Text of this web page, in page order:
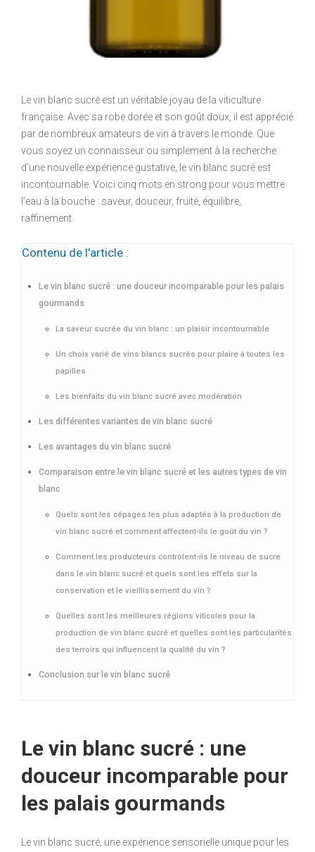
Le vin blanc sucré est un véritable joyau de la viticulture
française. Avec sa robe dorée et son goût doux, il est apprécié
par de nombreux amateurs de vin à travers le monde. Que
vous soyez un connaisseur ou simplement à la recherche
d’une nouvelle expérience gustative, le vin blanc sucré est
incontournable. Voici cinq mots en strong pour vous mettre
l’eau à la bouche : saveur, douceur, fruité, équilibre,
raffinement.
Contenu de l'article :
Le vin blanc sucré : une douceur incomparable pour les palais
gourmands
La saveur sucrée du vin blanc : un plaisir incontournable
Un choix varié de vins blancs sucrés pour plaire à toutes les
papilles
Les bienfaits du vin blanc sucré avec modération
Les différentes variantes de vin blanc sucré
Les avantages du vin blanc sucré
Comparaison entre le vin blanc sucré et les autres types de vin
blanc
Quels sont les cépages les plus adaptés à la production de
vin blanc sucré et comment affectent-ils le goût du vin ?
Comment les producteurs contrôlent-ils le niveau de sucre
dans le vin blanc sucré et quels sont les effets sur la
conservation et le vieillissement du vin ?
Quelles sont les meilleures régions viticoles pour la
production de vin blanc sucré et quelles sont les particularités
des terroirs qui influencent la qualité du vin ?
Conclusion sur le vin blanc sucré
Le vin blanc sucré : une
douceur incomparable pour
les palais gourmands
Le vin blanc sucré, une expérience sensorielle unique pour les